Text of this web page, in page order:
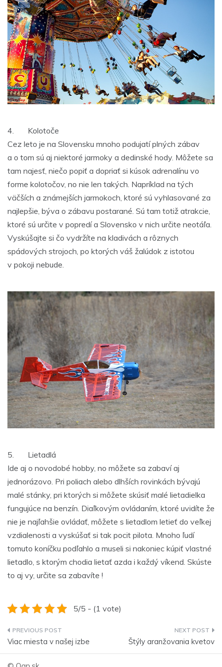
4. Kolotoče
Cez leto je na Slovensku mnoho podujatí plných zábav
a o tom sú aj niektoré jarmoky a dedinské hody. Môžete sa
tam najesť, niečo popiť a dopriať si kúsok adrenalínu vo
forme kolotočov, no nie len takých. Napríklad na tých
väčších a známejších jarmokoch, ktoré sú vyhlasované za
najlepšie, býva o zábavu postarané. Sú tam totiž atrakcie,
ktoré sú určite v popredí a Slovensko v nich určite neotáľa.
Vyskúšajte si čo vydržíte na kladivách a rôznych
spádových strojoch, po ktorých váš žalúdok z istotou
v pokoji nebude.
5. Lietadlá
Ide aj o novodobé hobby, no môžete sa zabaví aj
jednorázovo. Pri poliach alebo dlhších rovinkách bývajú
malé stánky, pri ktorých si môžete skúsiť malé lietadielka
fungujúce na benzín. Diaľkovým ovládaním, ktoré uvidíte že
nie je najľahšie ovládať, môžete s lietadlom letieť do veľkej
vzdialenosti a vyskúšať si tak pocit pilota. Mnoho ľudí
tomuto koníčku podľahlo a museli si nakoniec kúpiť vlastné
lietadlo, s ktorým chodia lietať azda i každý víkend. Skúste
to aj vy, určite sa zabavíte !
5/5 - (1 vote)
Navigace
Viac miesta v našej izbe Štýly aranžovania kvetov